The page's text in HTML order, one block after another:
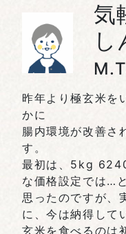
気
昨年より極玄米を
かに
腸内環境が改善さ
す。
最初は、5kg
な価格設定では…と
思ったのですが、
に、今は納得して
玄米を食べるのは